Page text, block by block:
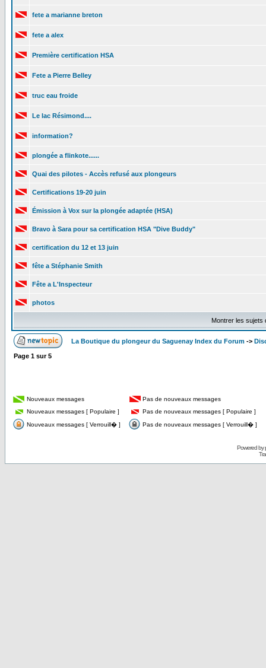
fete a marianne breton
fete a alex
Première certification HSA
Fete a Pierre Belley
truc eau froide
Le lac Résimond....
information?
plongée a flinkote......
Quai des pilotes - Accès refusé aux plongeurs
Certifications 19-20 juin
Émission à Vox sur la plongée adaptée (HSA)
Bravo à Sara pour sa certification HSA "Dive Buddy"
certification du 12 et 13 juin
fête a Stéphanie Smith
Fête a L'Inspecteur
photos
Montrer les sujets
La Boutique du plongeur du Saguenay Index du Forum ->
Page 1 sur5
Nouveaux messages
Pas de nouveaux messages
Nouveaux messages [ Populaire ]
Pas de nouveaux messages [ Populaire ]
Nouveaux messages [ Verrouill� ]
Pas de nouveaux messages [ Verrouill� ]
Powered by